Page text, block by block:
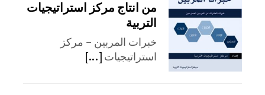
من انتاج مركز استراتيجيات
التربية
خبرات المربين – مركز
استراتيجيات [...]